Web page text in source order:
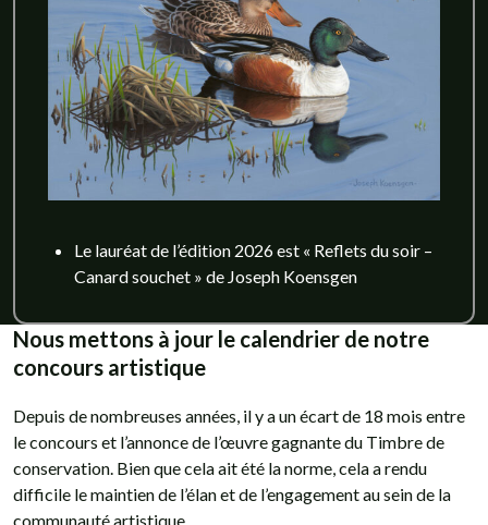
Le lauréat de l’édition 2026 est « Reflets du soir –
Canard souchet » de Joseph Koensgen
Nous mettons à jour le calendrier de notre
concours artistique
Depuis de nombreuses années, il y a un écart de 18 mois entre
le concours et l’annonce de l’œuvre gagnante du Timbre de
conservation. Bien que cela ait été la norme, cela a rendu
difficile le maintien de l’élan et de l’engagement au sein de la
communauté artistique.